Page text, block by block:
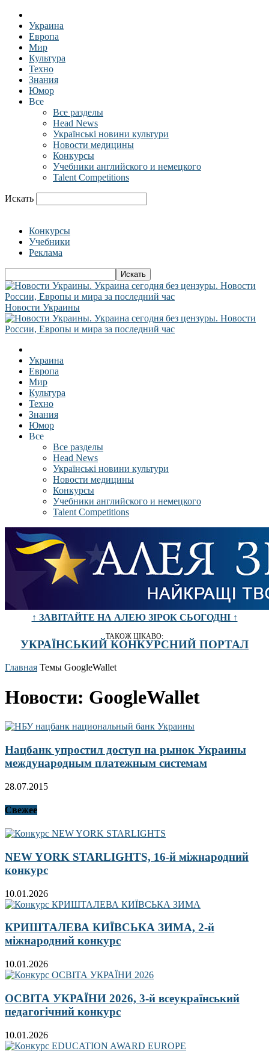
Украина
Европа
Мир
Культура
Техно
Знания
Юмор
Все
Все разделы
Head News
Українські новини культури
Новости медицины
Конкурсы
Учебники английского и немецкого
Talent Competitions
Искать
Конкурсы
Учебники
Реклама
Новости Украины
Украина
Европа
Мир
Культура
Техно
Знания
Юмор
Все
Все разделы
Head News
Українські новини культури
Новости медицины
Конкурсы
Учебники английского и немецкого
Talent Competitions
↑ ЗАВІТАЙТЕ НА АЛЕЮ ЗІРОК СЬОГОДНІ ↑
ТАКОЖ ЦІКАВО:
УКРАЇНСЬКИЙ КОНКУРСНИЙ ПОРТАЛ
Главная Темы GoogleWallet
Новости: GoogleWallet
Нацбанк упростил доступ на рынок Украины
международным платежным системам
28.07.2015
Свежее
NEW YORK STARLIGHTS, 16-й міжнародний
конкурс
10.01.2026
КРИШТАЛЕВА КИЇВСЬКА ЗИМА, 2-й
міжнародний конкурс
10.01.2026
ОСВІТА УКРАЇНИ 2026, 3-й всеукраїнський
педагогічний конкурс
10.01.2026